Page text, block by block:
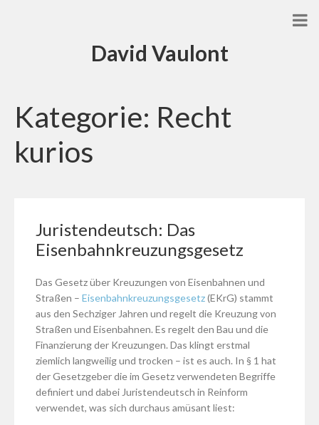
David Vaulont
Kategorie: Recht
kurios
Juristendeutsch: Das
Eisenbahnkreuzungsgesetz
Das Gesetz über Kreuzungen von Eisenbahnen und
Straßen – Eisenbahnkreuzungsgesetz(EKrG) stammt
aus den Sechziger Jahren und regelt die Kreuzung von
Straßen und Eisenbahnen. Es regelt den Bau und die
Finanzierung der Kreuzungen. Das klingt erstmal
ziemlich langweilig und trocken – ist es auch. In § 1 hat
der Gesetzgeber die im Gesetz verwendeten Begriffe
definiert und dabei Juristendeutsch in Reinform
verwendet, was sich durchaus amüsant liest: